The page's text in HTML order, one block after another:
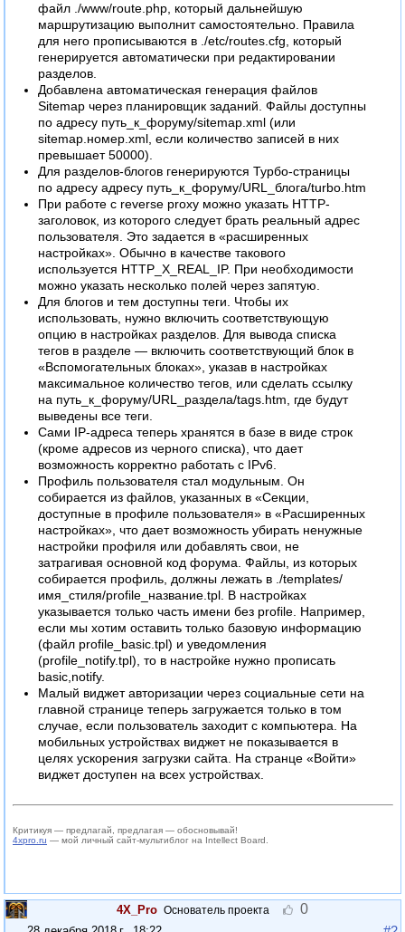
файл ./www/route.php, который дальнейшую
маршрутизацию выполнит самостоятельно. Правила
для него прописываются в ./etc/routes.cfg, который
генерируется автоматически при редактировании
разделов.
Добавлена автоматическая генерация файлов
Sitemap через планировщик заданий. Файлы доступны
по адресу путь_к_форуму/sitemap.xml (или
sitemap.номер.xml, если количество записей в них
превышает 50000).
Для разделов-блогов генерируются Турбо-страницы
по адресу адресу путь_к_форуму/URL_блога/turbo.htm
При работе с reverse proxy можно указать HTTP-
заголовок, из которого следует брать реальный адрес
пользователя. Это задается в «расширенных
настройках». Обычно в качестве такового
используется HTTP_X_REAL_IP. При необходимости
можно указать несколько полей через запятую.
Для блогов и тем доступны теги. Чтобы их
использовать, нужно включить соответствующую
опцию в настройках разделов. Для вывода списка
тегов в разделе — включить соответствующий блок в
«Вспомогательных блоках», указав в настройках
максимальное количество тегов, или сделать ссылку
на путь_к_форуму/URL_раздела/tags.htm, где будут
выведены все теги.
Сами IP-адреса теперь хранятся в базе в виде строк
(кроме адресов из черного списка), что дает
возможность корректно работать с IPv6.
Профиль пользователя стал модульным. Он
собирается из файлов, указанных в «Секции,
доступные в профиле пользователя» в «Расширенных
настройках», что дает возможность убирать ненужные
настройки профиля или добавлять свои, не
затрагивая основной код форума. Файлы, из которых
собирается профиль, должны лежать в ./templates/
имя_стиля/profile_название.tpl. В настройках
указывается только часть имени без profile. Например,
если мы хотим оставить только базовую информацию
(файл profile_basic.tpl) и уведомления
(profile_notify.tpl), то в настройке нужно прописать
basic,notify.
Малый виджет авторизации через социальные сети на
главной странице теперь загружается только в том
случае, если пользователь заходит с компьютера. На
мобильных устройствах виджет не показывается в
целях ускорения загрузки сайта. На странце «Войти»
виджет доступен на всех устройствах.
Критикуя — предлагай, предлагая — обосновывай!
4xpro.ru — мой личный сайт-мультиблог на Intellect Board.
4X_Pro Основатель проекта 0